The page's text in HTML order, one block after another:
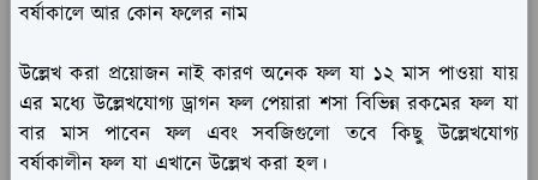
বর্ষাকালে আর কোন ফলের নাম
উল্লেখ করা প্রয়োজন নাই কারণ অনেক ফল যা ১২ মাস পাওয়া যায়
এর মধ্যে উল্লেখযোগ্য ড্রাগন ফল পেয়ারা শসা বিভিন্ন রকমের ফল যা
বার মাস পাবেন ফল এবং সবজিগুলো তবে কিছু উল্লেখযোগ্য
বর্ষাকালীন ফল যা এখানে উল্লেখ করা হল।